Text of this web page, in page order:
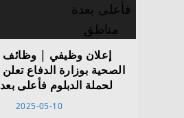
إعلان وظيفي | وظائف
لحملة الدبلوم فأعلى
2025-05-10